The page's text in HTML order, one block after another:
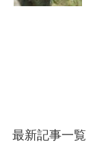
最新記事一覧